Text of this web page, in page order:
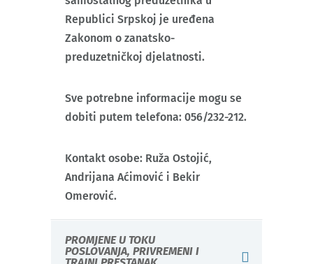
Republici Srpskoj je uređena
Zakonom o zanatsko-
preduzetničkoj djelatnosti.
Sve potrebne informacije mogu se
dobiti putem telefona: 056/232-212.
Kontakt osobe: Ruža Ostojić,
Andrijana Aćimović i Bekir
Omerović.
PROMJENE U TOKU
POSLOVANJA, PRIVREMENI I